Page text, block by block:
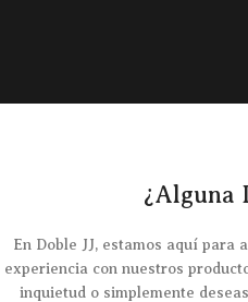
¿Alguna
En Doble JJ, estamos aquí para
experiencia con nuestros
inquietud o simplemente